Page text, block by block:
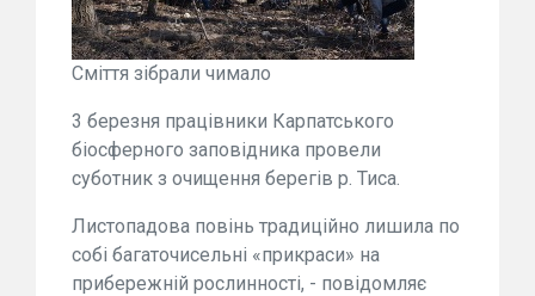
Сміття зібрали чимало
3 березня працівники Карпатського
біосферного заповідника провели
суботник з очищення берегів р. Тиса.
Листопадова повінь традиційно лишила по
собі багаточисельні «прикраси» на
прибережній рослинності, - повідомляє